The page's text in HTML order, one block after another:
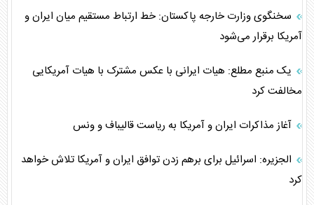
سخنگوی وزارت خارجه پاکستان: خط ارتباط مستقیم میان ایران و
آمریکا برقرار می‌شود
یک منبع مطلع: هیات ایرانی با عکس مشترک با هیات آمریکایی
مخالفت کرد
آغاز مذاکرات ایران و آمریکا به ریاست قالیباف و ونس
الجزیره: اسرائیل برای برهم زدن توافق ایران و آمریکا تلاش خواهد
کرد